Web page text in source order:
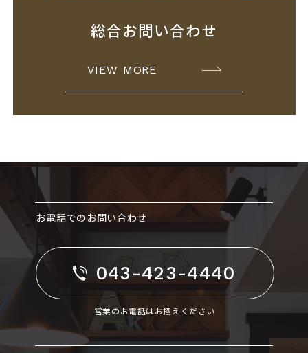
総合お問い合わせ
VIEW MORE
お電話でのお問い合わせ
043-423-4440
営業のお電話はお控えください